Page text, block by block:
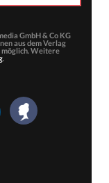
GmbH & Co KG
aus dem Verlag
Weitere
.